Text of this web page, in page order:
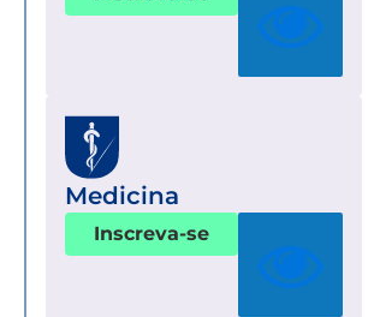
Medicina
Inscreva-se